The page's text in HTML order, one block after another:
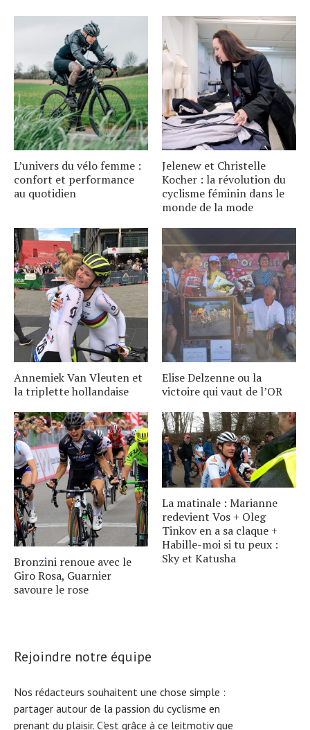
L’univers du vélo femme :
confort et performance
au quotidien
Jelenew et Christelle
Kocher : la révolution du
cyclisme féminin dans le
monde de la mode
Annemiek Van Vleuten et
la triplette hollandaise
Elise Delzenne ou la
victoire qui vaut de l’OR
Bronzini renoue avec le
Giro Rosa, Guarnier
savoure le rose
La matinale : Marianne
redevient Vos + Oleg
Tinkov en a sa claque +
Habille-moi si tu peux :
Sky et Katusha
Rejoindre notre équipe
Nos rédacteurs souhaitent une chose simple :
partager autour de la passion du cyclisme en
prenant du plaisir. C'est grâce à ce leitmotiv que